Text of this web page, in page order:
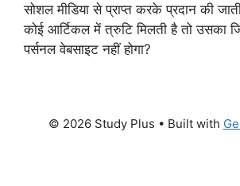
सोशल मीडिया से प्राप्त करके प्रदान की
कोई आर्टिकल में त्रुटि मिलती है तो उसका
पर्सनल वेबसाइट नहीं होगा?
© 2026 Study Plus • Built with